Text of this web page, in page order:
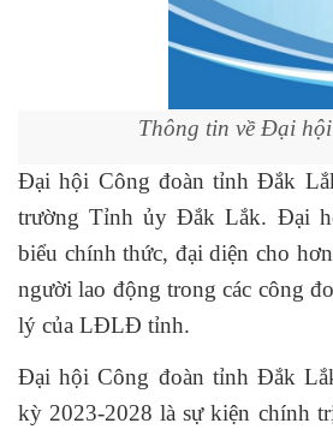
Thông tin về Đại
Đại hội Công đoàn tỉnh Đắk
trường Tỉnh ủy Đắk Lắk. Đại
biểu chính thức, đại diện cho
người lao động trong các công
lý của LĐLĐ tỉnh.
Đại hội Công đoàn tỉnh Đắk
kỳ 2023-2028 là sự kiện chính